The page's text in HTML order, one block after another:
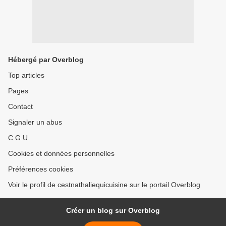
Hébergé par Overblog
Top articles
Pages
Contact
Signaler un abus
C.G.U.
Cookies et données personnelles
Préférences cookies
Voir le profil de cestnathaliequicuisine sur le portail Overblog
Créer un blog sur Overblog